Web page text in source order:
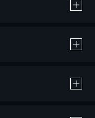
よる作品の購入 / レンタルです。